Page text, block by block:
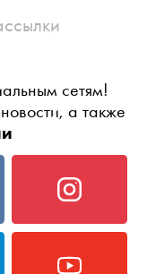
сетям!
а также